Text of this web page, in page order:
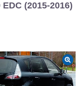
(2015-2016)